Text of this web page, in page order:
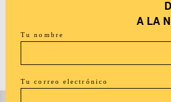
2 3 4
A LA
Tu nombre
Tu correo electrónico